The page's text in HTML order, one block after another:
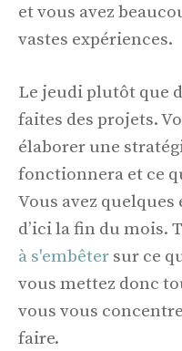
et vous avez
vastes expériences.
Le jeudi plutôt que
faites des projets.
élaborer une
fonctionnera et ce
Vous avez
d’ici la fin du mois.
à s'embêter sur ce
vous mettez donc
vous vous
faire.